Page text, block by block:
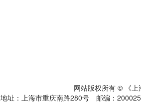
网站版权所有 © 《
地址：上海市重庆南路280号 邮编：